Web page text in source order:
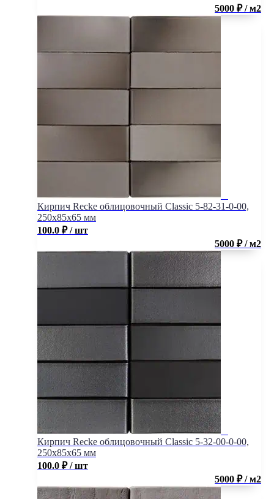
5000 ₽ / м2
Кирпич Recke облицовочный Classic 5-82-31-0-00,
250x85x65 мм
100.0 ₽ / шт
5000 ₽ / м2
Кирпич Recke облицовочный Classic 5-32-00-0-00,
250x85x65 мм
100.0 ₽ / шт
5000 ₽ / м2